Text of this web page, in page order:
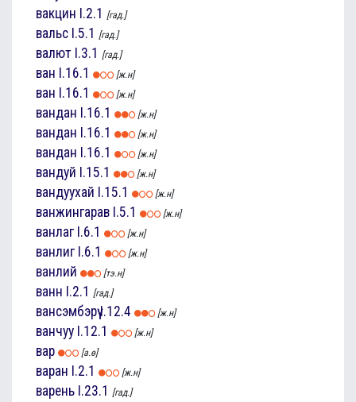
вакцин I.2.1 [гад.]
вальс I.5.1 [гад.]
валют I.3.1 [гад.]
ван I.16.1 [ж.н]
ван I.16.1 [ж.н]
вандан I.16.1 [ж.н]
вандан I.16.1 [ж.н]
вандан I.16.1 [ж.н]
вандуй I.15.1 [ж.н]
вандуухай I.15.1 [ж.н]
ванжингарав I.5.1 [ж.н]
ванлаг I.6.1 [ж.н]
ванлиг I.6.1 [ж.н]
ванлий [тэ.н]
ванн I.2.1 [гад.]
вансэмбэрүү I.12.4 [ж.н]
ванчуу I.12.1 [ж.н]
вар [а.ө]
варан I.2.1 [ж.н]
варень I.23.1 [гад.]